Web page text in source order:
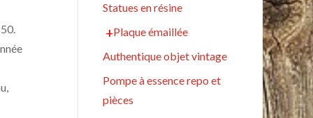
Statues en résine
Plaque émaillée
Authentique objet vintage
Pompe à essence repo et
pièces